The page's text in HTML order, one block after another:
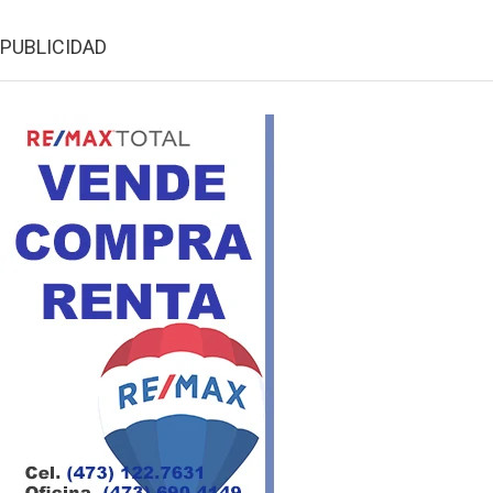
PUBLICIDAD